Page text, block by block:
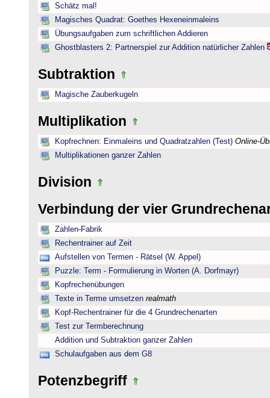
Schätz mal!
Magisches Quadrat: Goethes Hexeneinmaleins
Übungsaufgaben zum schriftlichen Addieren
Ghostblasters 2: Partnerspiel zur Addition natürlicher Zahlen
Subtraktion
Magische Zauberkugeln
Multiplikation
Kopfrechnen: Einmaleins und Quadratzahlen (Test) Online-
Multiplikationen ganzer Zahlen
Division
Verbindung der vier
Zahlen-Fabrik
Rechentrainer auf Zeit
Aufstellen von Termen - Rätsel (W. Appel)
Puzzle: Term - Formulierung in Worten (A. Dorfmayr)
Kopfrechenübungen
Texte in Terme umsetzen realmath
Kopf-Rechentrainer für die 4 Grundrechenarten
Test zur Termberechnung
Addition und Subtraktion ganzer Zahlen
Schulaufgaben aus dem G8
Potenzbegriff